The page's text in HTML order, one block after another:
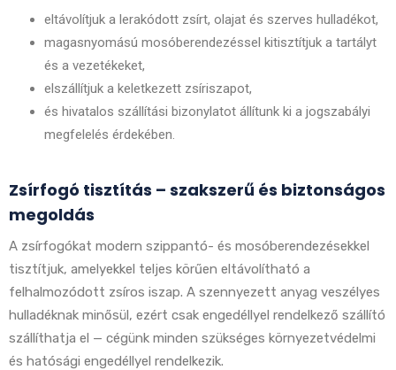
eltávolítjuk a lerakódott zsírt, olajat és szerves hulladékot,
magasnyomású mosóberendezéssel kitisztítjuk a tartályt
és a vezetékeket,
elszállítjuk a keletkezett zsíriszapot,
és hivatalos szállítási bizonylatot állítunk ki a jogszabályi
megfelelés érdekében.
Zsírfogó tisztítás – szakszerű és biztonságos
megoldás
A zsírfogókat modern szippantó- és mosóberendezésekkel
tisztítjuk, amelyekkel teljes körűen eltávolítható a
felhalmozódott zsíros iszap. A szennyezett anyag veszélyes
hulladéknak minősül, ezért csak engedéllyel rendelkező szállító
szállíthatja el — cégünk minden szükséges környezetvédelmi
és hatósági engedéllyel rendelkezik.